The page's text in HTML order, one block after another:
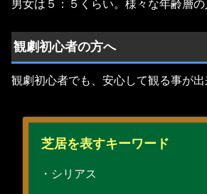
男女は５：５くらい。様々な年齢層の
観劇初心者の方へ
観劇初心者でも、安心して観る事が出
芝居を表すキーワード
・シリアス